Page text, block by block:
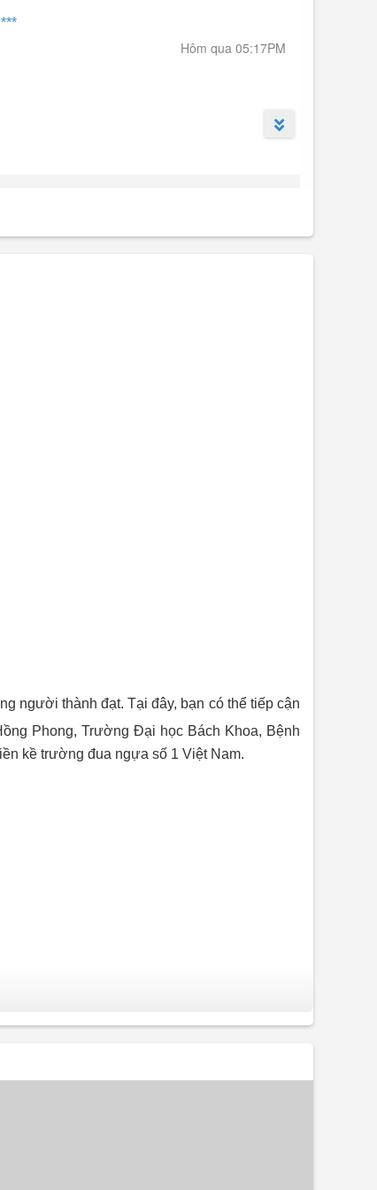
Hôm qua 05:17PM
hồ bơi, gym, cafe văn phòng, khu căn hộ
người thành đạt. Tại đây, bạn có thể tiếp cận
Phong, Trường Đại học Bách Khoa, Bệnh
kề trường đua ngựa số 1 Việt Nam.